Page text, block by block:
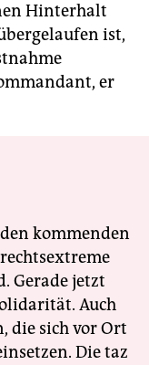
Hinterhalt
ist,
er
kommenden
Gerade jetzt
Auch
die sich vor Ort
Die taz